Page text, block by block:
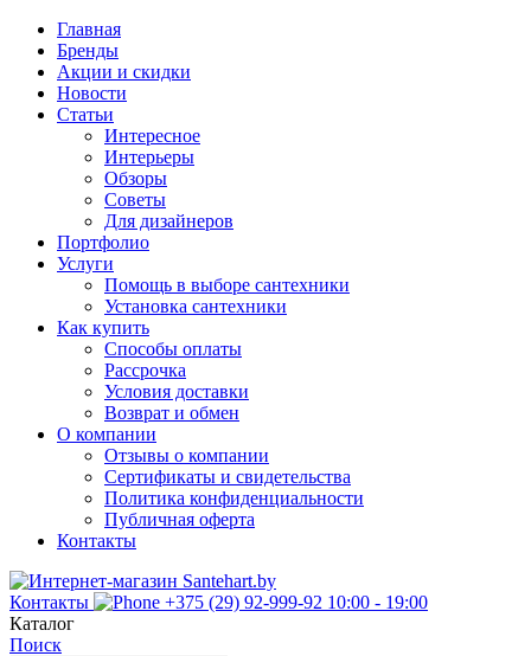
Главная
Бренды
Акции и скидки
Новости
Статьи
Интересное
Интерьеры
Обзоры
Советы
Для дизайнеров
Портфолио
Услуги
Помощь в выборе сантехники
Установка сантехники
Как купить
Способы оплаты
Рассрочка
Условия доставки
Возврат и обмен
О компании
Отзывы о компании
Сертификаты и свидетельства
Политика конфиденциальности
Публичная оферта
Контакты
Контакты +375 (29) 92-999-92 10:00 - 19:00
Каталог
Поиск